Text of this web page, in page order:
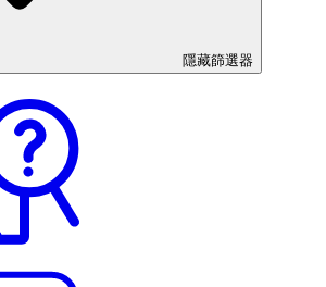
隱藏篩選器